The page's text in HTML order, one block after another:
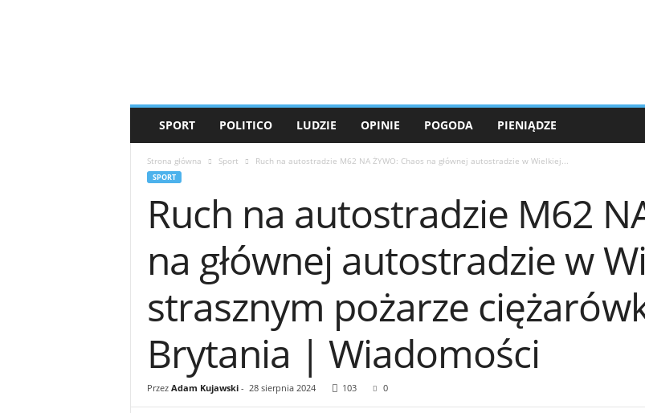
SPORT POLITICO LUDZIE OPINIE POGODA PIENIĄDZE
Strona główna Sport Ruch na autostradzie M62 NA ŻYWO: Chaos na głównej autostradzie w Wielkiej...
SPORT
Ruch na autostradzie M62
na głównej autostradzie w
strasznym pożarze
Brytania | Wiadomości
Przez Adam Kujawski- 28 sierpnia 2024 103 0